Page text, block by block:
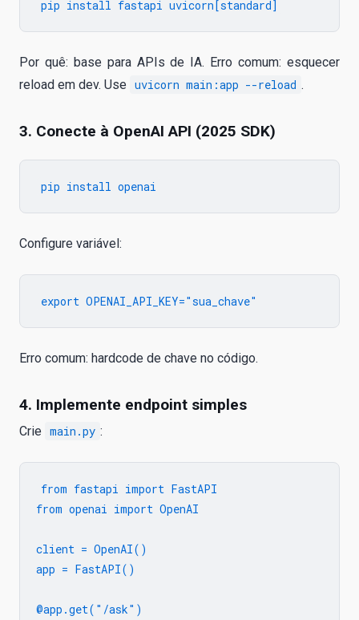
Por quê: base para APIs de IA. Erro comum: esquecer
reload em dev. Use uvicorn main:app --reload .
3. Conecte à OpenAI API (2025 SDK)
Configure variável:
Erro comum: hardcode de chave no código.
4. Implemente endpoint simples
Crie main.py :
from fastapi import FastAPI
from openai import OpenAI
client = OpenAI()
app = FastAPI()
@app.get("/ask")